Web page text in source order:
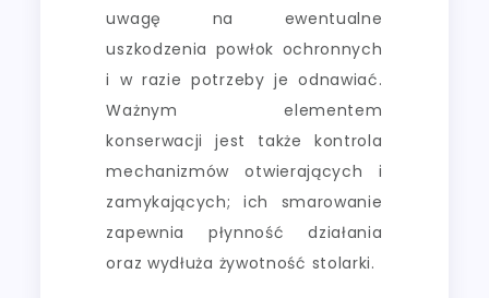
uwagę na ewentualne
uszkodzenia powłok ochronnych
i w razie potrzeby je odnawiać.
Ważnym elementem
konserwacji jest także kontrola
mechanizmów otwierających i
zamykających; ich smarowanie
zapewnia płynność działania
oraz wydłuża żywotność stolarki.